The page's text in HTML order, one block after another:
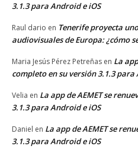
3.1.3 para Android e iOS
Raul dario en Tenerife proyecta
audiovisuales de Europa: ¿cómo
Maria Jesús Pérez Petreñas en La
completo en su versión 3.1.3 para
Velia en La app de AEMET se
3.1.3 para Android e iOS
Daniel en La app de AEMET se
3.1.3 para Android e iOS